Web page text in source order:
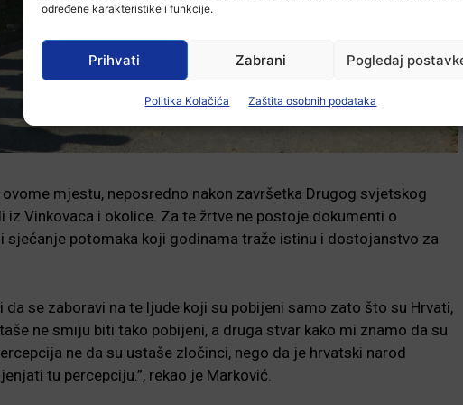
određene karakteristike i funkcije.
Prihvati Zabrani Pogledaj
Politika Kolačića Zaštita osobnih podataka
mjestu, neposredno nakon završetka Drugog svjetskog
iz Vinkovaca i okolice. Za te žrtve ne postoje dokumenti o
sjećanje potomaka koji godinama traže istinu i dostojanstvo za
se zaboravi na te ljude koji su pobijeni samo zato što su Hrvati,
ne smiju biti tako pobijeni, a druga stvar kako mi znamo da su
ne da su ustaše zločinci, nego da je hrvatski narod
tu percepciju.”, rekao je Marković.